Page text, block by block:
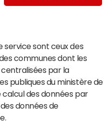
service sont ceux des
communes dont les
par la
publiques du ministère de
calcul des données par
données de